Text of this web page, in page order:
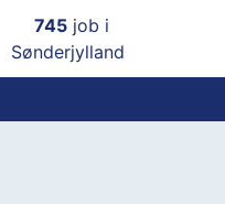
745 job i
Sønderjylland